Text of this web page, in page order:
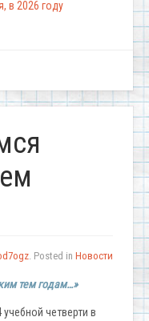
в 2026 году
. Posted in Новости
тем годам…»
четверти в